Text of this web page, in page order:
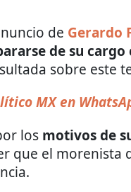
de Gerardo
de su
sobre este
MX en
los motivos de
que el morenista